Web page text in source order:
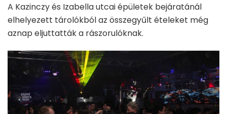
A Kazinczy és Izabella utcai épületek bejáratánál
elhelyezett tárolókból az összegyűlt ételeket még
aznap eljuttatták a rászorulóknak.